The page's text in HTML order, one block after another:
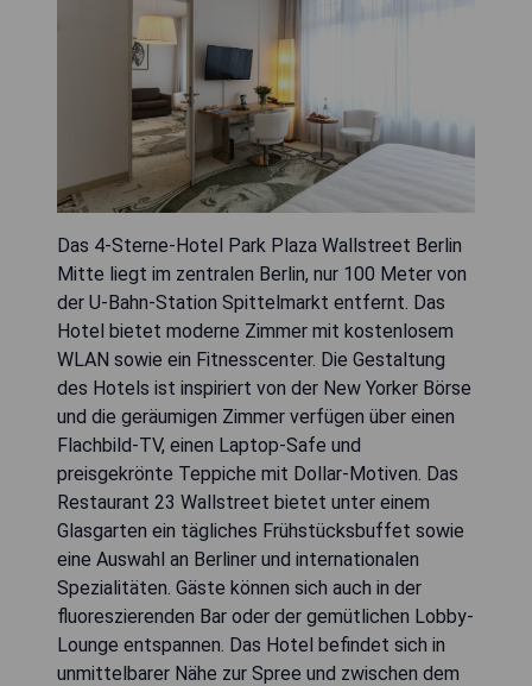
Das 4-Sterne-Hotel Park Plaza Wallstreet Berlin
Mitte liegt im zentralen Berlin, nur 100 Meter von
der U-Bahn-Station Spittelmarkt entfernt. Das
Hotel bietet moderne Zimmer mit kostenlosem
WLAN sowie ein Fitnesscenter. Die Gestaltung
des Hotels ist inspiriert von der New Yorker Börse
und die geräumigen Zimmer verfügen über einen
Flachbild-TV, einen Laptop-Safe und
preisgekrönte Teppiche mit Dollar-Motiven. Das
Restaurant 23 Wallstreet bietet unter einem
Glasgarten ein tägliches Frühstücksbuffet sowie
eine Auswahl an Berliner und internationalen
Spezialitäten. Gäste können sich auch in der
fluoreszierenden Bar oder der gemütlichen Lobby-
Lounge entspannen. Das Hotel befindet sich in
unmittelbarer Nähe zur Spree und zwischen dem